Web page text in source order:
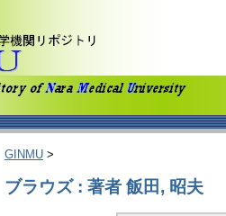
GINMU >
ブラウズ : 著者 飯田, 昭夫